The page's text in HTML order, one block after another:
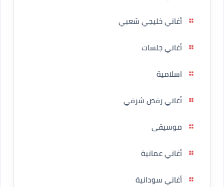
أغاني خليجي شعبي
أغاني جلسات
اسلامية
أغاني رقص شرقي
موسيقى
أغاني عمانية
أغاني سودانية